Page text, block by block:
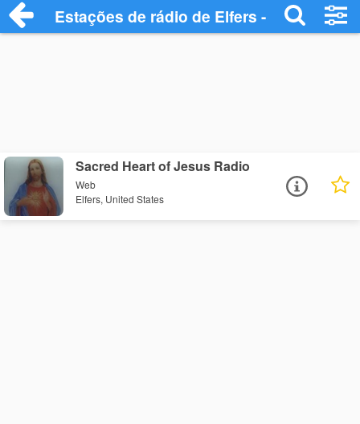
Estações de rádio de Elfers - Ouça
Sacred Heart of Jesus Radio
Web
Elfers, United States